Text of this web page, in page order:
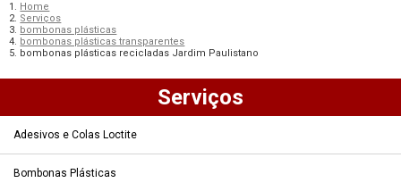
Home
Serviços
bombonas plásticas
bombonas plásticas transparentes
bombonas plásticas recicladas Jardim Paulistano
Serviços
Adesivos e Colas Loctite
Bombonas Plásticas